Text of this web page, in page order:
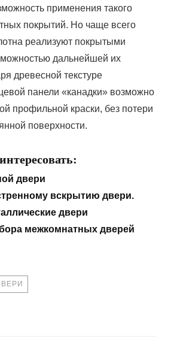
применения такого
покрытий. Но чаще всего
реализуют покрытыми
дальнейшей их
древесной текстуре
панели «канадки» возможно
профильной краски, без потери
поверхности.
двери
вскрытию двери.
двери
межкомнатных дверей